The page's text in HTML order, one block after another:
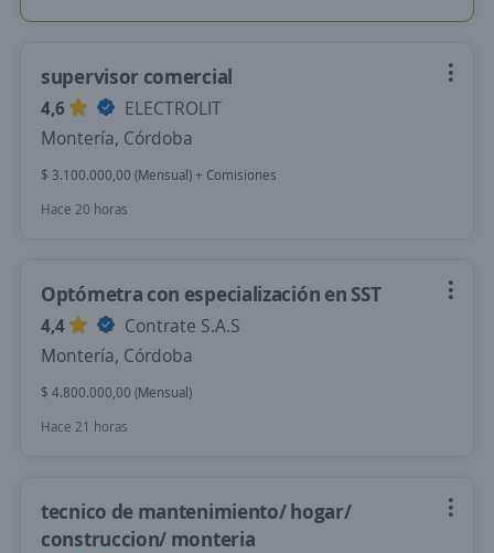
supervisor comercial
4,6
ELECTROLIT
Montería, Córdoba
$ 3.100.000,00 (Mensual) + Comisiones
Hace 20 horas
Optómetra con especialización en SST
4,4
Contrate S.A.S
Montería, Córdoba
$ 4.800.000,00 (Mensual)
Hace 21 horas
tecnico de mantenimiento/ hogar/
construccion/ monteria